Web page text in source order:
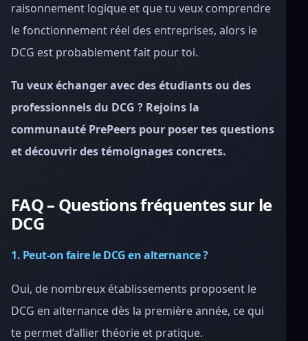
raisonnement logique et que tu veux comprendre
le fonctionnement réel des entreprises, alors le
DCG est probablement fait pour toi.
Tu veux échanger avec des étudiants ou des
professionnels du DCG ? Rejoins la
communauté PrePeers pour poser tes questions
et découvrir des témoignages concrets.
FAQ – Questions fréquentes sur le
DCG
1. Peut-on faire le DCG en alternance ?
Oui, de nombreux établissements proposent le
DCG en alternance dès la première année, ce qui
te permet d’allier théorie et pratique.